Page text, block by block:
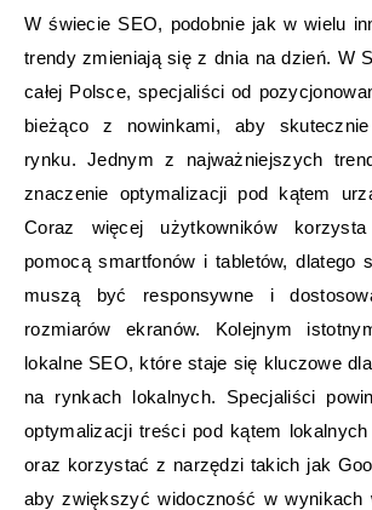
W świecie SEO, podobnie jak w wielu
trendy zmieniają się z dnia na dzień. W
całej Polsce, specjaliści od
bieżąco z nowinkami, aby
rynku. Jednym z najważniejszych
znaczenie optymalizacji pod kątem
Coraz więcej użytkowników
pomocą smartfonów i tabletów, dlatego
muszą być responsywne i
rozmiarów ekranów. Kolejnym
lokalne SEO, które staje się kluczowe
na rynkach lokalnych. Specjaliści
optymalizacji treści pod kątem lokalnych
oraz korzystać z narzędzi takich jak
aby zwiększyć widoczność w wynikach